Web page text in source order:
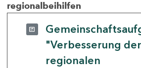
regionalbeihilfen
"Verbesserung der
regionalen